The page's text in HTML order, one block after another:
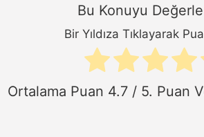
Bu Konuyu
Bir Yıldıza Tıklayarak
Ortalama Puan 4.7/ 5. Puan